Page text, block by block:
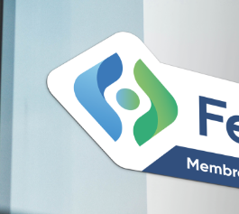
de découvrir son utilisation. Car en
d’un réel gain de temps
et la rédaction des clauses